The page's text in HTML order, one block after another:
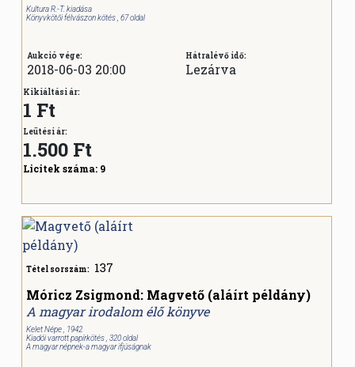
Kultura R.-T. kiadása
Könyvkötői félvászon kötés , 67 oldal
Aukció vége:
2018-06-03 20:00
Hátralévő idő:
Lezárva
Kikiáltási ár:
1 Ft
Leütési ár:
1.500 Ft
Licitek száma: 9
Tétel sorszám: 137
Móricz Zsigmond: Magvető (aláírt példány)
A magyar irodalom élő könyve
Kelet Népe , 1942
Kiadói varrott papírkötés , 320 oldal
A magyar népnek-a magyar ifjúságnak